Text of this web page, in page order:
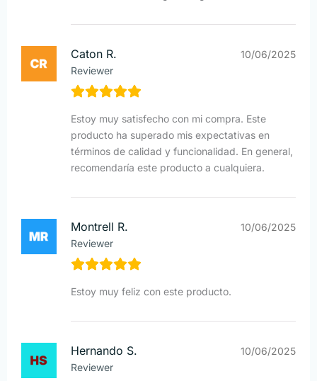
Caton R.
Reviewer
10/06/2025
Estoy muy satisfecho con mi compra. Este
producto ha superado mis expectativas en
términos de calidad y funcionalidad. En general,
recomendaría este producto a cualquiera.
Montrell R.
Reviewer
10/06/2025
Estoy muy feliz con este producto.
Hernando S.
Reviewer
10/06/2025